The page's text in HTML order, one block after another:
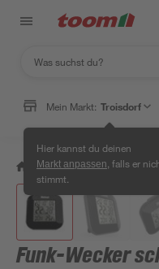
Mein Markt: Troisdorf
Hier kannst du deinen
Markt anpassen , falls er
stimmt.
/ Wohnen & Haushalt /
Funk-Wecker